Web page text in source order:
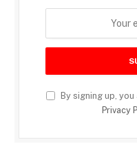
By signing up,
Privacy